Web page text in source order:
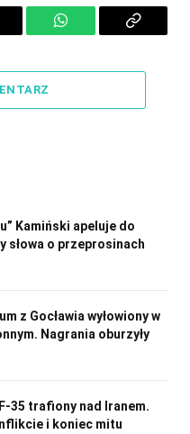
WhatsAppCopy
Kamiński apeluje do
słowa o przeprosinach
z Gocławia wyłowiony w
Nagrania oburzyły
35 trafiony nad Iranem.
i koniec mitu